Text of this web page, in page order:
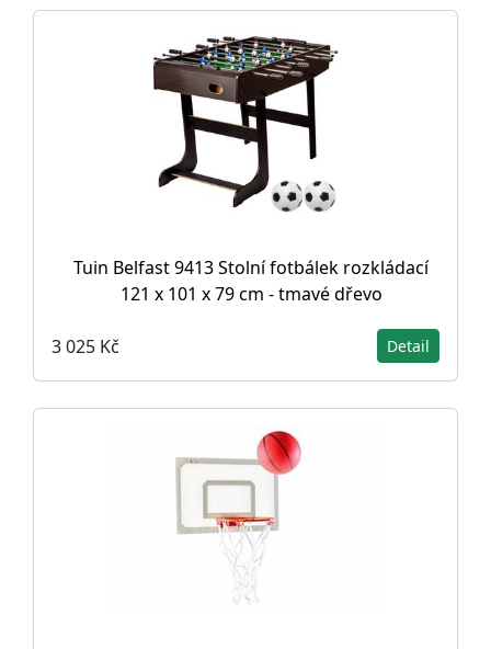
Tuin Belfast 9413 Stolní fotbálek rozkládací
121 x 101 x 79 cm - tmavé dřevo
3 025 Kč Detail